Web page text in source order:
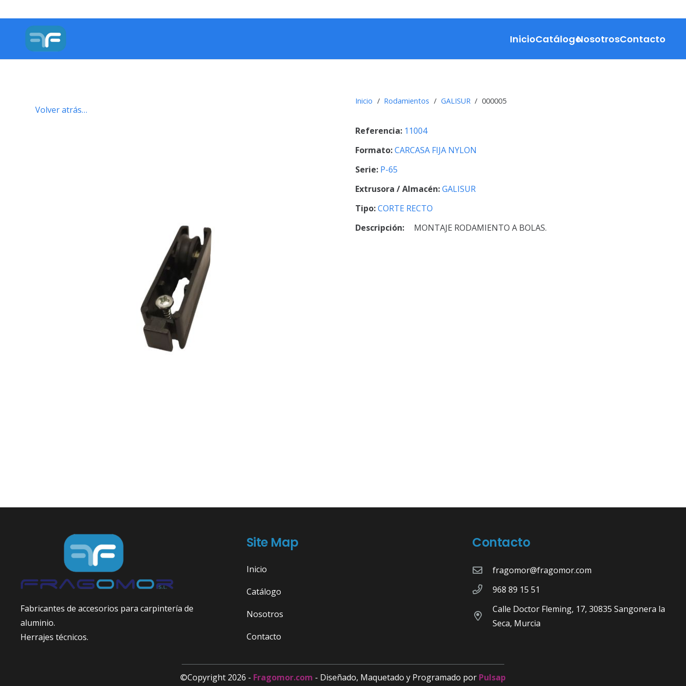
InicioCatálogoNosotrosContacto
Volver atrás…
Inicio / Rodamientos / GALISUR / 000005
Referencia: 11004
Formato:CARCASA FIJA NYLON
Serie: P-65
Extrusora / Almacén:GALISUR
Tipo:CORTE RECTO
Descripción:
MONTAJE RODAMIENTO A BOLAS.
Fabricantes de accesorios para carpintería de
aluminio.
Herrajes técnicos.
Site Map
Inicio
Catálogo
Nosotros
Contacto
Contacto
fragomor@fragomor.com
968 89 15 51
Calle Doctor Fleming, 17, 30835 Sangonera la
Seca, Murcia
©Copyright 2026 - Fragomor.com - Diseñado, Maquetado y Programado por Pulsap